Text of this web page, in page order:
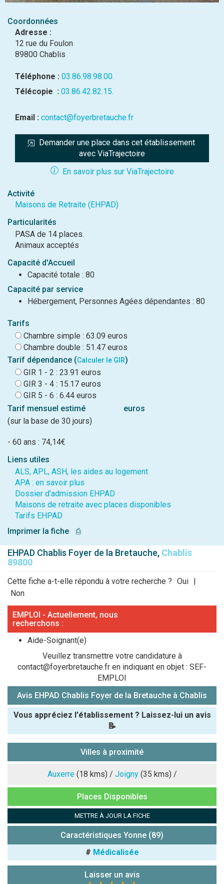
Coordonnées
Adresse :
12 rue du Foulon
89800 Chablis
Téléphone : 03.86.98.98.00.
Télécopie : 03.86.42.82.15.
Email : contact@foyerbretauche.fr
Demander une place dans cet établissement
avec ViaTrajectoire
En savoir plus sur ViaTrajectoire
Activité
Maisons de Retraite (EHPAD)
Particularités
PASA de 14 places.
Animaux acceptés
Capacité d'Accueil
Capacité totale : 80
Capacité par service
Hébergement, Personnes Agées dépendantes : 80
Tarifs
Chambre simple : 63.09 euros
Chambre double : 51.47 euros
Tarif dépendance (Calculer le GIR)
GIR 1 - 2 : 23.91 euros
GIR 3 - 4 : 15.17 euros
GIR 5 - 6 : 6.44 euros
Tarif mensuel estimé
euros
(sur la base de 30 jours)
- 60 ans : 74,14€
Liens utiles
ALS, APL, ASH, les aides au logement
APA : en savoir plus
Dossier d'admission EHPAD
Maisons de retraite avec places disponibles
Tarifs EHPAD
Imprimer la fiche
⎙
EHPAD Chablis Foyer de la Bretauche, Chablis
89800
Cette fiche a-t-elle répondu à votre recherche ? Oui |
Non
EMPLOI - Actuellement, nous
recherchons :
Aide-Soignant(e)
Veuillez transmettre votre candidature à
contact@foyerbretauche.fr en indiquant en objet : SEF-
EMPLOI
Avis EHPAD Chablis Foyer de la Bretauche à Chablis
Vous appréciez l'établissement ? Laissez-lui un avis
📝
Note que vous souhaitez attribuer :
Combien font
l'établissement
Villes à proximité
Auxerre(18 kms) / Joigny(35 kms) /
Places Disponibles
METTRE À JOUR LA FICHE
Caractéristiques Yonne (89)
# Médicalisée
Laisser un avis